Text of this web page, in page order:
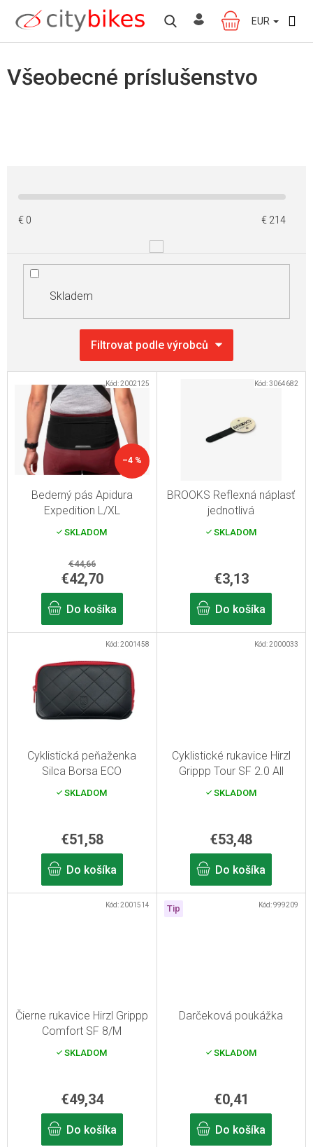
obsah
NÁKUPNÝ
KOŠÍK
EUR
Všeobecné príslušenstvo
€ 0 € 214
Skladem
v
–4 %
Bederný pás Apidura
Expedition L/XL
SKLADOM
€44,66
€42,70
Do košíka
Kód:2002125
BROOKS Reflexná náplasť
jednotlivá
SKLADOM
€3,13
Do košíka
Kód:3064682
Cyklistická peňaženka
Silca Borsa ECO
SKLADOM
€51,58
Do košíka
Kód:2001458
Cyklistické rukavice Hirzl
Grippp Tour SF 2.0 All
SKLADOM
€53,48
Do košíka
Kód:2000033
Čierne rukavice Hirzl Grippp
Comfort SF 8/M
SKLADOM
€49,34
Do košíka
Kód:2001514 Tip
Darčeková poukážka
SKLADOM
€0,41
Do košíka
Kód:999209